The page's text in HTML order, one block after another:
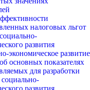
налоговых льгот
развития
экономическое развитие
основных показателях
для разработки
социально-